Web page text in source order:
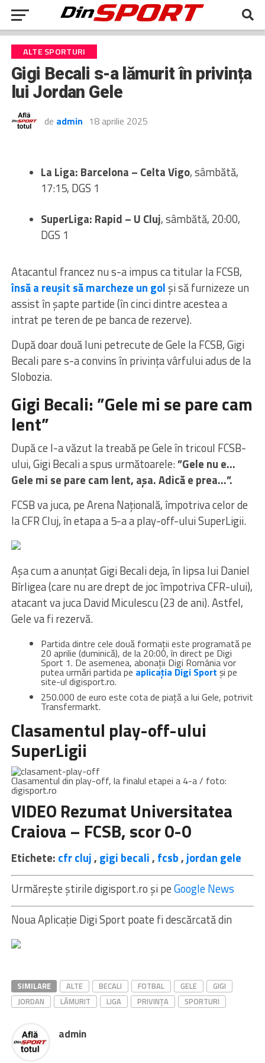
ALTE SPORTURI
Gigi Becali s-a lămurit în privința
lui Jordan Gele
de admin 18 aprilie 2025
La Liga: Barcelona – Celta Vigo, sâmbătă,
17:15, DGS 1
SuperLiga: Rapid – U Cluj, sâmbătă, 20:00,
DGS 1
Atacantul francez nu s-a impus ca titular la FCSB,
însă a reușit să marcheze un golși să furnizeze un
assist în șapte partide (în cinci dintre acestea a
intrat pe teren de pe banca de rezerve).
După doar două luni petrecute de Gele la FCSB, Gigi
Becali pare s-a convins în privința vârfului adus de la
Slobozia.
Gigi Becali: ”Gele mi se pare cam
lent”
După ce l-a văzut la treabă pe Gele în tricoul FCSB-
ului, Gigi Becali a spus următoarele:”Gele nu e…
Gele mi se pare cam lent, aşa. Adică e prea…”.
FCSB va juca, pe Arena Națională, împotriva celor de
la CFR Cluj, în etapa a 5-a a play-off-ului SuperLigii.
Așa cum a anunțat Gigi Becali deja, în lipsa lui Daniel
Bîrligea (care nu are drept de joc împotriva CFR-ului),
atacant va juca David Miculescu (23 de ani). Astfel,
Gele va fi rezervă.
Partida dintre cele două formații este programată pe
20 aprilie (duminică), de la 20:00, în direct pe Digi
Sport 1. De asemenea, abonații Digi România vor
putea urmări partida pe aplicația Digi Sport și pe
site-ul digisport.ro.
250.000 de euro este cota de piață a lui Gele, potrivit
Transfermarkt.
Clasamentul play-off-ului
SuperLigii
Clasamentul din play-off, la finalul etapei a 4-a / foto:
digisport.ro
VIDEO Rezumat Universitatea
Craiova – FCSB, scor 0-0
Etichete: cfr cluj, gigi becali, fcsb,jordan gele
Urmărește știrile digisport.ro și peGoogle News
Noua Aplicaţie Digi Sport poate fi descărcată din
SIMILARE ALTE BECALI FOTBAL GELE
GIGI
JORDAN
LĂMURIT LIGA PRIVINȚA SPORTURI
admin